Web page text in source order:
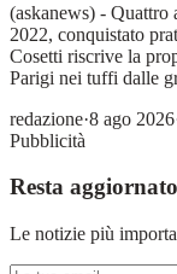
(askanews) -
2022, conquistato
Cosetti riscrive la
Parigi nei tuffi dalle
redazione·8 ago 2026
Pubblicità
Resta
Le notizie più